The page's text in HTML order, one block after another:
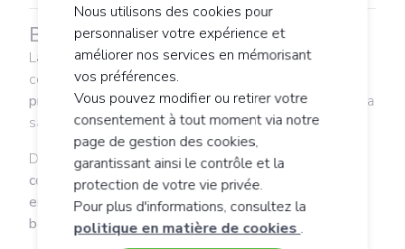
Bien nourrir sa flore probiotique
La floreintestinale, aussi appeléemicrobiote, est
constituée demilliards de bactéries naturellement
présentesdans l’intestin et jouant un rôle essentiel à la
santé de l'enfant.
Dès lespremières heures de vie, ces bactéries
colonisent l’intestin du nourrissonet créent un
environnement favorable à l’installation de bactéries
bénéfiquesissues notamment du lait maternel.
Nous utilisons des cookies pour
personnaliser votre expérience et
améliorer nos services en mémorisant
vos préférences.
Vous pouvez modifier ou retirer votre
consentement à tout moment via notre
page de gestion des cookies,
garantissant ainsi le contrôle et la
protection de votre vie privée.
Pour plus d'informations, consultez la
politique en matière de cookies .